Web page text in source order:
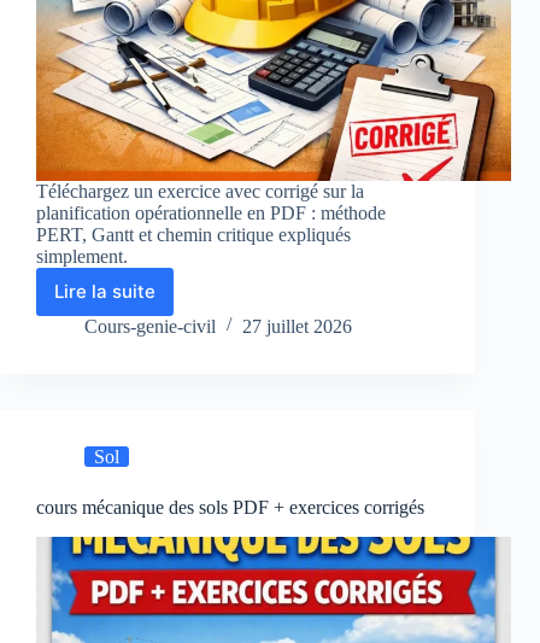
Téléchargez un exercice avec corrigé sur la
planification opérationnelle en PDF : méthode
PERT, Gantt et chemin critique expliqués
simplement.
Lire la suite
Exercice
avec
–
Cours-genie-civil 27 juillet 2026
Sol
cours mécanique des sols PDF + exercices corrigés